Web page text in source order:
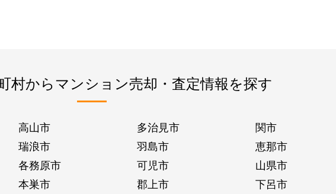
村からマンション売却・査定情報を探す
高山市 多治見市
関市
瑞浪市 羽島市
恵那市
各務原市 可児市
山県市
本巣市 郡上市
下呂市